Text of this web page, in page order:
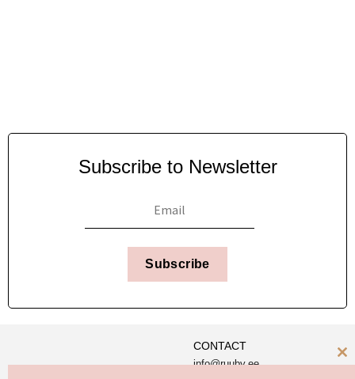
Subscribe to Newsletter
Subscribe
CONTACT
info@ruuby.ee